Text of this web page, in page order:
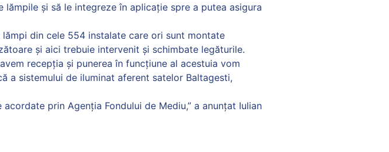
și să le integreze în aplicație spre a putea asigura
din cele 554 instalate care ori sunt montate
și aici trebuie intervenit și schimbate legăturile.
recepția și punerea în funcțiune al acestuia vom
a sistemului de iluminat aferent satelor Baltagesti,
prin Agenția Fondului de Mediu,” a anunțat Iulian